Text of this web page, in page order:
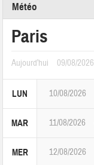
Météo
Paris
Aujourd'hui 09/08/2026
LUN 10/08/2026
MAR 11/08/2026
MER 12/08/2026